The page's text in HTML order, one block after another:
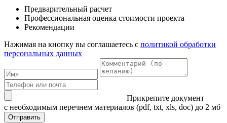
Предварительный расчет
Профессиональная оценка стоимости проекта
Рекомендации
Нажимая на кнопку вы соглашаетесь с политикой обработки
персональных данных
Прикрепите документ
с необходимым перечнем материалов (pdf, txt, xls, doc) до 2 мб
Отправить